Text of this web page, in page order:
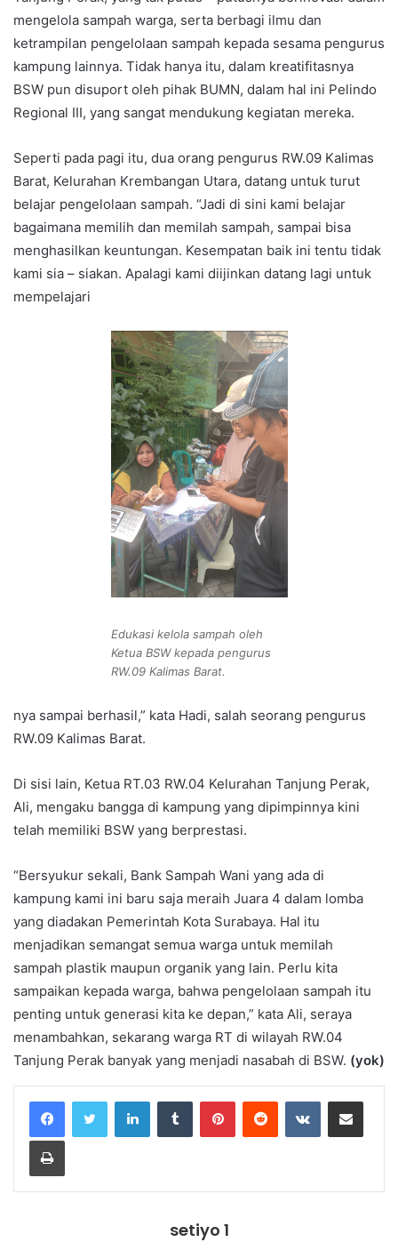
mengelola sampah warga, serta berbagi ilmu dan
ketrampilan pengelolaan sampah kepada sesama pengurus
kampung lainnya. Tidak hanya itu, dalam kreatifitasnya
BSW pun disuport oleh pihak BUMN, dalam hal ini Pelindo
Regional III, yang sangat mendukung kegiatan mereka.
Seperti pada pagi itu, dua orang pengurus RW.09 Kalimas
Barat, Kelurahan Krembangan Utara, datang untuk turut
belajar pengelolaan sampah. “Jadi di sini kami belajar
bagaimana memilih dan memilah sampah, sampai bisa
menghasilkan keuntungan. Kesempatan baik ini tentu tidak
kami sia – siakan. Apalagi kami diijinkan datang lagi untuk
mempelajari
Edukasi kelola sampah oleh
Ketua BSW kepada pengurus
RW.09 Kalimas Barat.
nya sampai berhasil,” kata Hadi, salah seorang pengurus
RW.09 Kalimas Barat.
Di sisi lain, Ketua RT.03 RW.04 Kelurahan Tanjung Perak,
Ali, mengaku bangga di kampung yang dipimpinnya kini
telah memiliki BSW yang berprestasi.
“Bersyukur sekali, Bank Sampah Wani yang ada di
kampung kami ini baru saja meraih Juara 4 dalam lomba
yang diadakan Pemerintah Kota Surabaya. Hal itu
menjadikan semangat semua warga untuk memilah
sampah plastik maupun organik yang lain. Perlu kita
sampaikan kepada warga, bahwa pengelolaan sampah itu
penting untuk generasi kita ke depan,” kata Ali, seraya
menambahkan, sekarang warga RT di wilayah RW.04
Tanjung Perak banyak yang menjadi nasabah di BSW. (yok)
LinkedInTumblr PinterestReddit VKontakteShare via Email
Print
setiyo 1